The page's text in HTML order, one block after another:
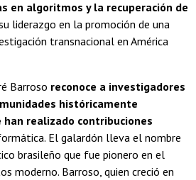
en algoritmos y la recuperación de
liderazgo en la promoción de una
transnacional en América
Barroso reconoce a investigadores
históricamente
realizado contribuciones
El galardón lleva el nombre
brasileño que fue pionero en el
moderno. Barroso, quien creció en